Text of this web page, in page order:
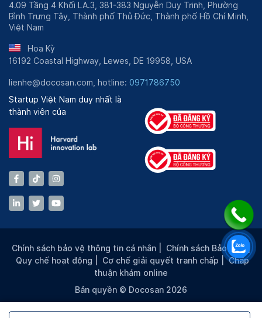
4.09 Tầng 4 Khối LA.3, 381-383 Nguyễn Duy Trinh, Phường
Bình Trưng Tây, Thành phố Thủ Đức, Thành phố Hồ Chí Minh,
Việt Nam
Hoa Kỳ
16192 Coastal Highway, Lewes, DE 19958, USA
lienhe@docosan.com, hotline: 0971786750
Startup Việt Nam duy nhất là
thành viên của
Chính sách bảo vệ thông tin cá nhân Chính sách Bảo mật |
Quy chế hoạt động
Cơ chế giải quyết tranh chấp |Chấp
thuận khám online
Bản quyền © Docosan 2026